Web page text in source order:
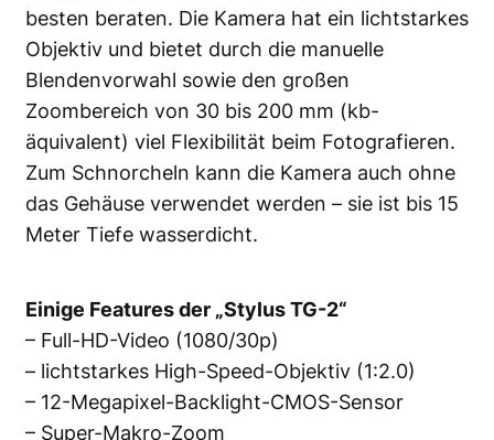
besten beraten. Die Kamera hat ein lichtstarkes
Objektiv und bietet durch die manuelle
Blendenvorwahl sowie den großen
Zoombereich von 30 bis 200 mm (kb-
äquivalent) viel Flexibilität beim Fotografieren.
Zum Schnorcheln kann die Kamera auch ohne
das Gehäuse verwendet werden – sie ist bis 15
Meter Tiefe wasserdicht.
Einige Features der „Stylus TG-2“
– Full-HD-Video (1080/30p)
– lichtstarkes High-Speed-Objektiv (1:2.0)
– 12-Megapixel-Backlight-CMOS-Sensor
– Super-Makro-Zoom